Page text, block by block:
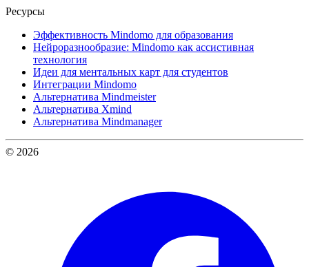
Ресурсы
Эффективность Mindomo для образования
Нейроразнообразие: Mindomo как ассистивная
технология
Идеи для ментальных карт для студентов
Интеграции Mindomo
Альтернатива Mindmeister
Альтернатива Xmind
Альтернатива Mindmanager
© 2026